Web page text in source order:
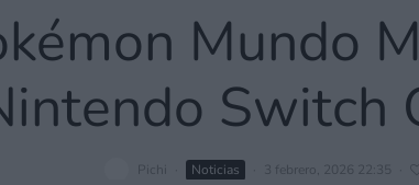
Mundo
Switch
Pichi Noticias 3 febrero, 2026 22:35